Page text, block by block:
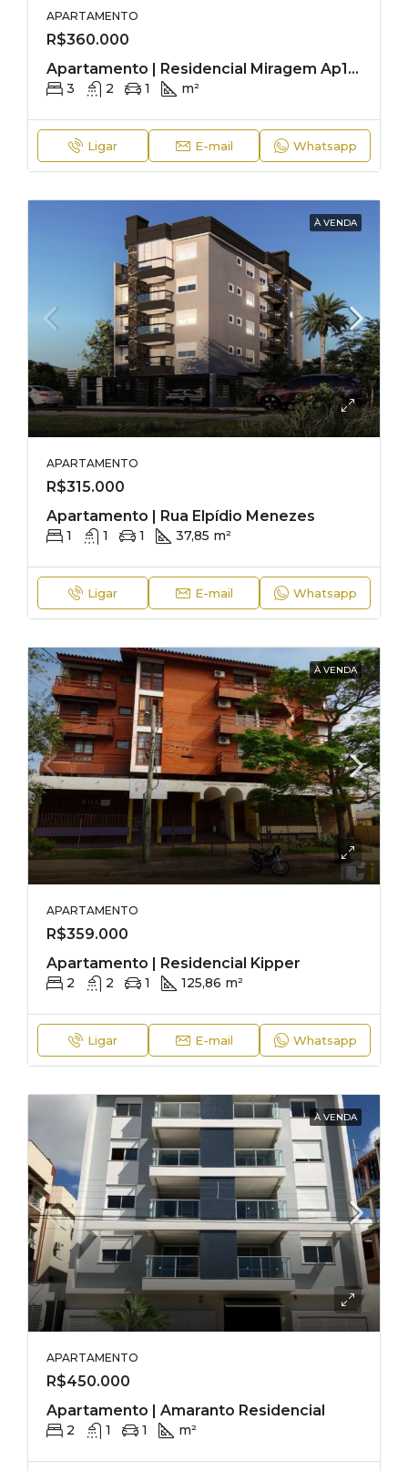
APARTAMENTO
R$360.000
Apartamento | Residencial Miragem Ap102
3 2 1 m²
Ligar E-mail Whatsapp
À VENDA
APARTAMENTO
R$315.000
Apartamento | Rua Elpídio Menezes
1 1 1 37,85 m²
Ligar E-mail Whatsapp
À VENDA
APARTAMENTO
R$359.000
Apartamento | Residencial Kipper
2 2 1 125,86 m²
Ligar E-mail Whatsapp
À VENDA
APARTAMENTO
R$450.000
Apartamento | Amaranto Residencial
2 1 1 m²